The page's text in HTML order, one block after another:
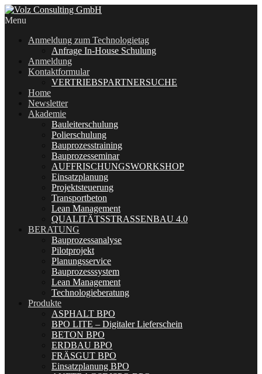
Menu
Anmeldung zum Technologietag
Anfrage In-House Schulung
Anmeldung
Kontaktformular
VERTRIEBSPARTNERSUCHE
Home
Newsletter
Akademie
Bauleiterschulung
Polierschulung
Bauprozesstraining
Bauprozesseminar
AUFFRISCHUNGSWORKSHOP
Einsatzplanung
Projektsteuerung
Transportbeton
Lean Management
QUALITÄTSSTRASSENBAU 4.0
BERATUNG
Bauprozessanalyse
Pilotprojekt
Planungsservice
Bauprozesssystem
Lean Management
Technologieberatung
Produkte
ASPHALT BPO
BPO LITE – Digitaler Lieferschein
BETON BPO
ERDBAU BPO
FRÄSGUT BPO
Einsatzplanung BPO